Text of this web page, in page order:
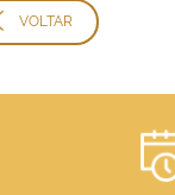
VOLTAR